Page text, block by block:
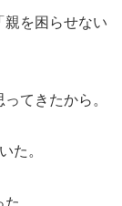
親を困らせない
てきたから。
た。